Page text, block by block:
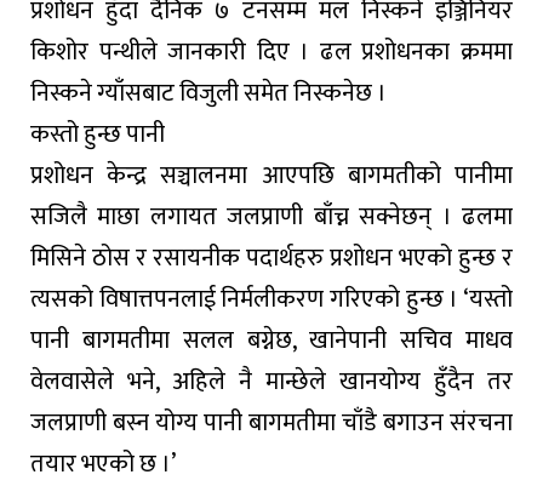
प्रशोधन हुँदा दैनिक ७ टनसम्म मल निस्कने इञ्जिनियर
किशोर पन्थीले जानकारी दिए । ढल प्रशोधनका क्रममा
निस्कने ग्याँसबाट विजुली समेत निस्कनेछ ।
कस्तो हुन्छ पानी
प्रशोधन केन्द्र सञ्चालनमा आएपछि बागमतीको पानीमा
सजिलै माछा लगायत जलप्राणी बाँच्न सक्नेछन् । ढलमा
मिसिने ठोस र रसायनीक पदार्थहरु प्रशोधन भएको हुन्छ र
त्यसको विषात्तपनलाई निर्मलीकरण गरिएको हुन्छ । ‘यस्तो
पानी बागमतीमा सलल बग्नेछ, खानेपानी सचिव माधव
वेलवासेले भने, अहिले नै मान्छेले खानयोग्य हुँदैन तर
जलप्राणी बस्न योग्य पानी बागमतीमा चाँडै बगाउन संरचना
तयार भएको छ ।’